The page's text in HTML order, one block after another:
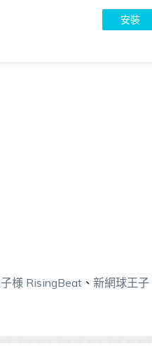
安裝
様 RisingBeat、 新網球王子